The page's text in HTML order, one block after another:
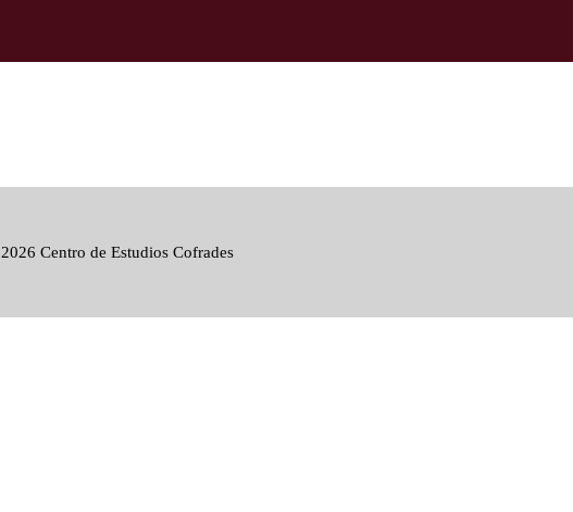
2026 Centro de Estudios Cofrades